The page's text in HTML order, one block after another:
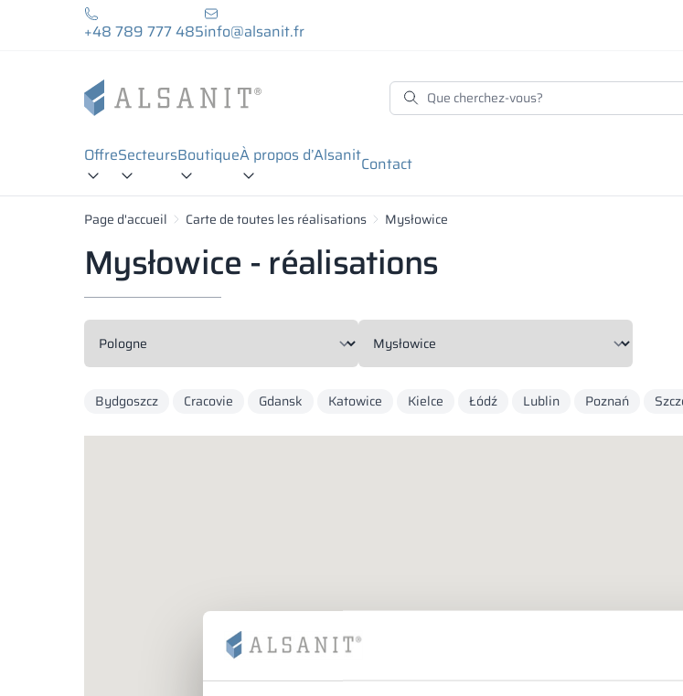
+48 789 777 485info@alsanit.fr
OffreSecteursBoutiqueÀ propos d’AlsanitContact
Page d'accueil Carte de toutes les réalisations Mysłowice
Mysłowice - réalisations
Bydgoszcz Cracovie Gdansk Katowice Kielce Łódź Lublin Poznań